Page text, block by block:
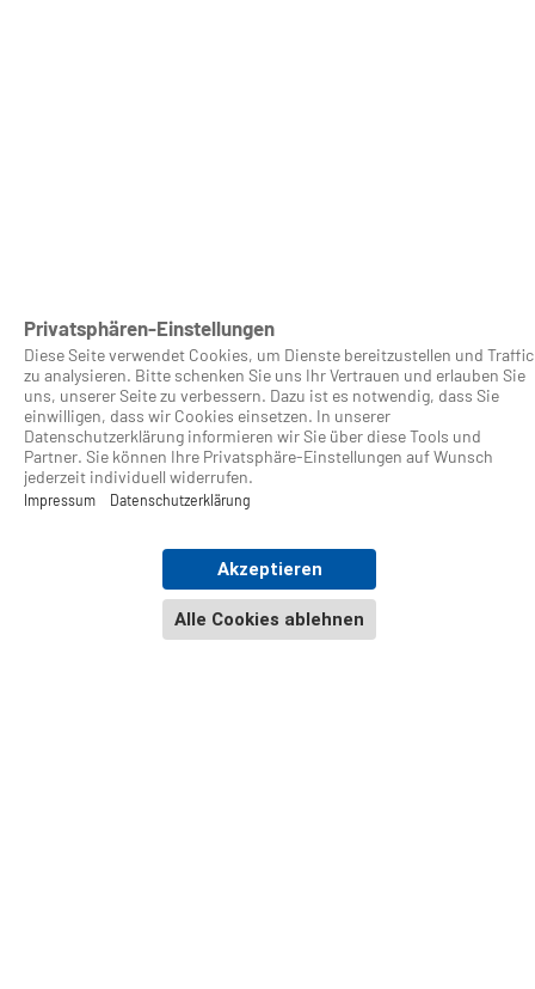
Privatsphären-Einstellungen
Diese Seite verwendet Cookies, um Dienste bereitzu­stellen und Traffic
zu analysieren. Bitte schenken Sie uns Ihr Vertrauen und erlauben Sie
uns, unserer Seite zu verbessern. Dazu ist es notwendig, dass Sie
einwilligen, dass wir Cookies einsetzen. In unserer
Datenschutzerklärung informieren wir Sie über diese Tools und
Partner. Sie können Ihre Privatsphäre-Einstellungen auf Wunsch
jederzeit individuell widerrufen.
Impressum Datenschutzerklärung
Akzeptieren
Alle Cookies ablehnen